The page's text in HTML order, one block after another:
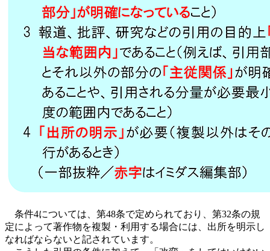
条件4については、第48条で定められており、第32条の規
定によって著作物を複製・利用する場合には、出所を明示し
なればならないと記されています。